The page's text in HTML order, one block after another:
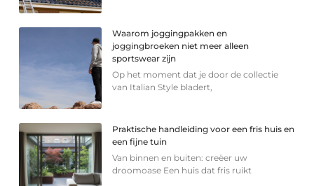
Waarom joggingpakken en
joggingbroeken niet meer alleen
sportswear zijn
Op het moment dat je door de collectie
van Italian Style bladert,
Praktische handleiding voor een fris huis en
een fijne tuin
Van binnen en buiten: creëer uw
droomoase Een huis dat fris ruikt